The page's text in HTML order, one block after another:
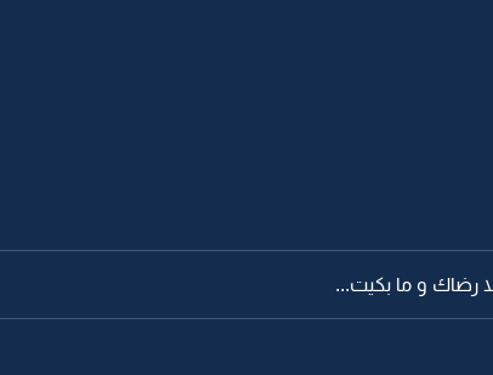
رضاك و ما بكيت...